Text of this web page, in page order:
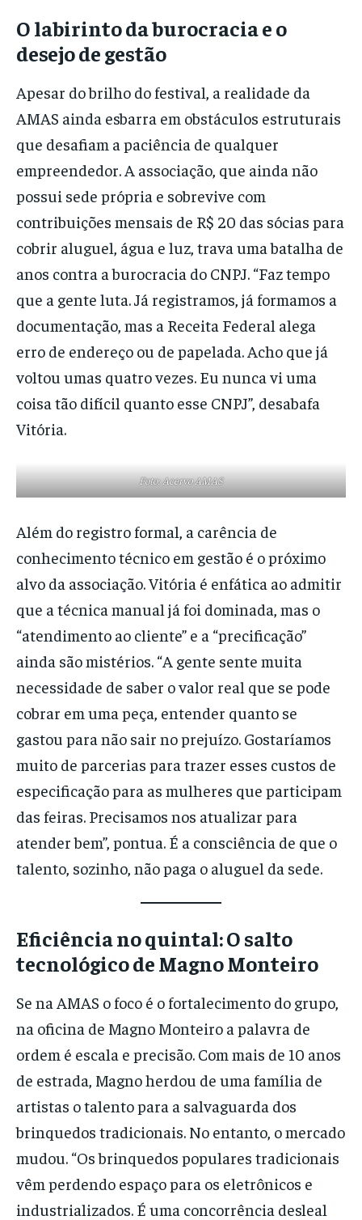
O labirinto da burocracia e o
desejo de gestão
Apesar do brilho do festival, a realidade da
AMAS ainda esbarra em obstáculos estruturais
que desafiam a paciência de qualquer
empreendedor. A associação, que ainda não
possui sede própria e sobrevive com
contribuições mensais de R$ 20 das sócias para
cobrir aluguel, água e luz, trava uma batalha de
anos contra a burocracia do CNPJ. “Faz tempo
que a gente luta. Já registramos, já formamos a
documentação, mas a Receita Federal alega
erro de endereço ou de papelada. Acho que já
voltou umas quatro vezes. Eu nunca vi uma
coisa tão difícil quanto esse CNPJ”, desabafa
Vitória.
Foto: Acervo AMAS
Além do registro formal, a carência de
conhecimento técnico em gestão é o próximo
alvo da associação. Vitória é enfática ao admitir
que a técnica manual já foi dominada, mas o
“atendimento ao cliente” e a “precificação”
ainda são mistérios. “A gente sente muita
necessidade de saber o valor real que se pode
cobrar em uma peça, entender quanto se
gastou para não sair no prejuízo. Gostaríamos
muito de parcerias para trazer esses custos de
especificação para as mulheres que participam
das feiras. Precisamos nos atualizar para
atender bem”, pontua. É a consciência de que o
talento, sozinho, não paga o aluguel da sede.
Eficiência no quintal: O salto
tecnológico de Magno Monteiro
Se na AMAS o foco é o fortalecimento do grupo,
na oficina de Magno Monteiro a palavra de
ordem é escala e precisão. Com mais de 10 anos
de estrada, Magno herdou de uma família de
artistas o talento para a salvaguarda dos
brinquedos tradicionais. No entanto, o mercado
mudou. “Os brinquedos populares tradicionais
vêm perdendo espaço para os eletrônicos e
industrializados. É uma concorrência desleal